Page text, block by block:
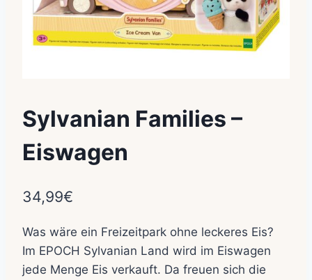
Sylvanian Families –
Eiswagen
34,99€
Was wäre ein Freizeitpark ohne leckeres Eis?
Im EPOCH Sylvanian Land wird im Eiswagen
jede Menge Eis verkauft. Da freuen sich die